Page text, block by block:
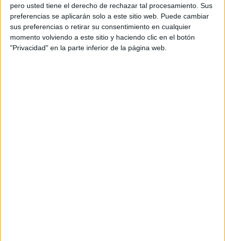
pero usted tiene el derecho de rechazar tal procesamiento. Sus
preferencias se aplicarán solo a este sitio web. Puede cambiar
sus preferencias o retirar su consentimiento en cualquier
momento volviendo a este sitio y haciendo clic en el botón
"Privacidad" en la parte inferior de la página web.
Cinco taxistas marroquíes, entre los
condenados tras la avalancha en Tarajal
HACE 2 HORAS